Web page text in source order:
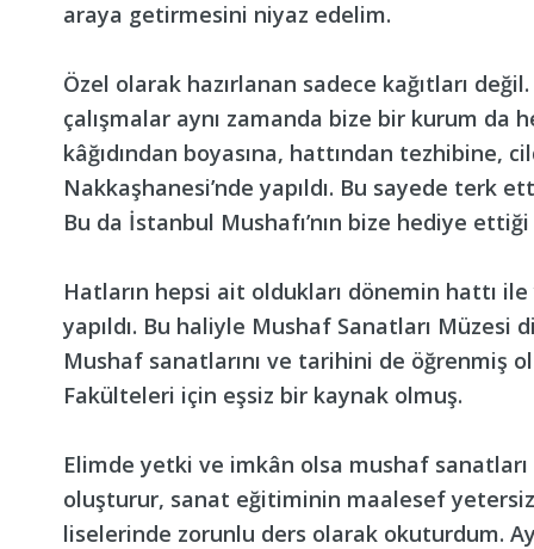
araya getirmesini niyaz edelim.
Özel olarak hazırlanan sadece kağıtları
çalışmalar aynı zamanda bize bir kurum
kâğıdından boyasına, hattından tezhibine,
Nakkaşhanesi’nde yapıldı. Bu sayede terk
Bu da İstanbul Mushafı’nın bize hediye
Hatların hepsi ait oldukları dönemin hattı
yapıldı. Bu haliyle Mushaf Sanatları
Mushaf sanatlarını ve tarihini de öğrenmiş
Fakülteleri için eşsiz bir kaynak olmuş.
Elimde yetki ve imkân olsa mushaf
oluşturur, sanat eğitiminin maalesef
liselerinde zorunlu ders olarak okuturdum.